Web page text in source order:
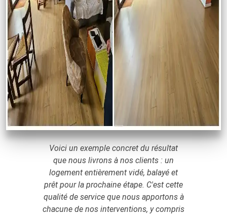
Voici un exemple concret du résultat
que nous livrons à nos clients : un
logement entièrement vidé, balayé et
prêt pour la prochaine étape. C'est cette
qualité de service que nous apportons à
chacune de nos interventions, y compris